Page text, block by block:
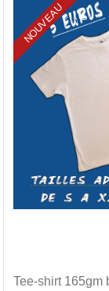
NOUVEAU
Tee-shirt 165gm